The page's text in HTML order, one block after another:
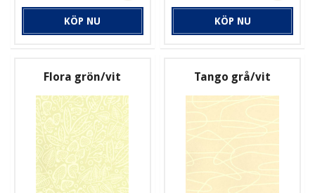
KÖP NU KÖP NU
Flora grön/vit Tango grå/vit